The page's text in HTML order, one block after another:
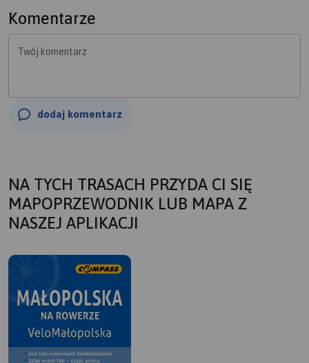
Komentarze
Twój komentarz
dodaj komentarz
NA TYCH TRASACH PRZYDA CI SIĘ
MAPOPRZEWODNIK LUB MAPA Z
NASZEJ APLIKACJI